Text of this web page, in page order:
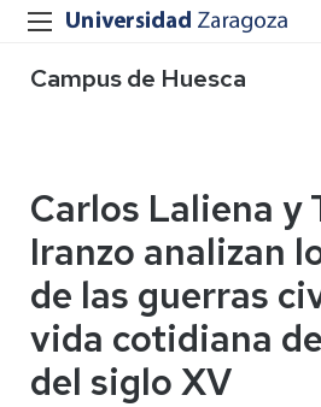
Campus de Huesca
Carlos Laliena y
Iranzo analizan
de las guerras
vida cotidiana
del siglo XV